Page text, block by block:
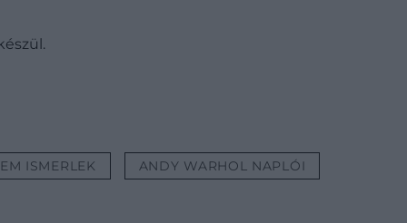
ISMERLEK ANDY WARHOL NAPLÓI